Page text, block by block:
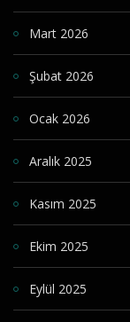
Mart 2026
Şubat 2026
Ocak 2026
Aralık 2025
Kasım 2025
Ekim 2025
Eylül 2025